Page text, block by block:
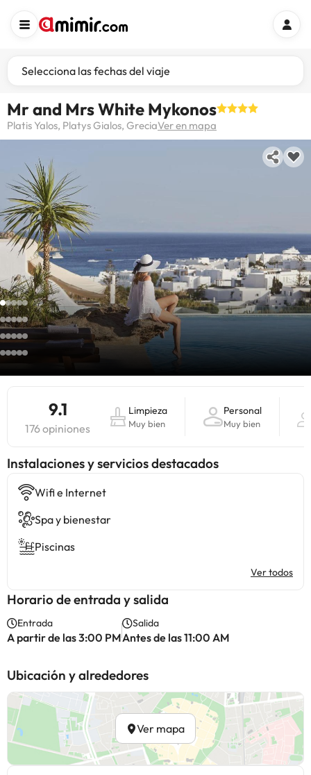
Selecciona las fechas del viaje
Mr and Mrs White Mykonos
Platis Yalos, Platys Gialos, GreciaVer en mapa
9.1
176 opiniones
Limpieza
Muy bien
Personal
Muy bien
Instalaciones y servicios destacados
Wifi e Internet
Spa y bienestar
Piscinas
Ver todos
Horario de entrada y salida
Entrada
A partir de las 3:00 PM
Salida
Antes de las 11:00 AM
Ubicación y alrededores
Ver mapa